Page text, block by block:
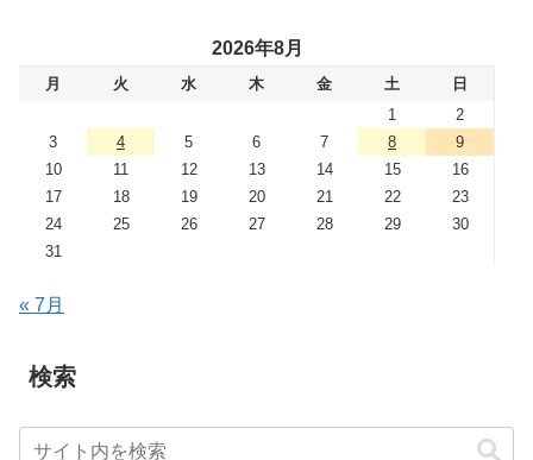
2026年8月
月 火 水 木 金 土
日
1
2
3
4 5 6 7 8
9
10
11 12 13 14 15
16
17
18 19 20 21 22
23
24
25 26 27 28 29
30
31
« 7月
検索